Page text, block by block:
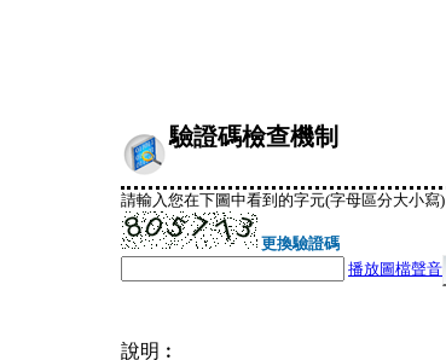
驗證碼檢查機制
請輸入您在下圖中看到的字元(字母區分大小寫)
更換驗證碼
播放圖檔聲音
說明︰